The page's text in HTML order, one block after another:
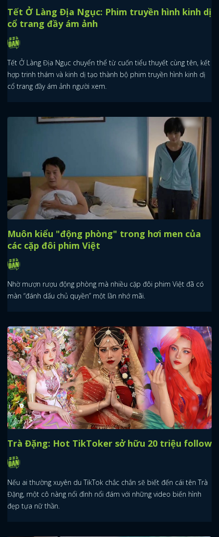
Tết Ở Làng Địa Ngục: Phim truyền hình kinh dị
cổ trang đầy ám ảnh
Tết Ở Làng Địa Ngục chuyển thể từ cuốn tiểu thuyết cùng tên, kết
hợp trinh thám và kinh dị tạo thành bộ phim truyền hình kinh dị
cổ trang đầy ám ảnh người xem.
Muôn kiểu "động phòng" trong hơi men của
các cặp đôi phim Việt
Nhờ mượn rượu động phòng mà nhiều cặp đôi phim Việt đã có
màn “đánh dấu chủ quyền” một lần nhớ mãi.
Trà Đặng: Hot TikToker sở hữu 20 triệu follow
Nếu ai thường xuyên du TikTok chắc chắn sẽ biết đến cái tên Trà
Đặng, một cô nàng nổi đình nổi đám với những video biến hình
đẹp tựa nữ thần.